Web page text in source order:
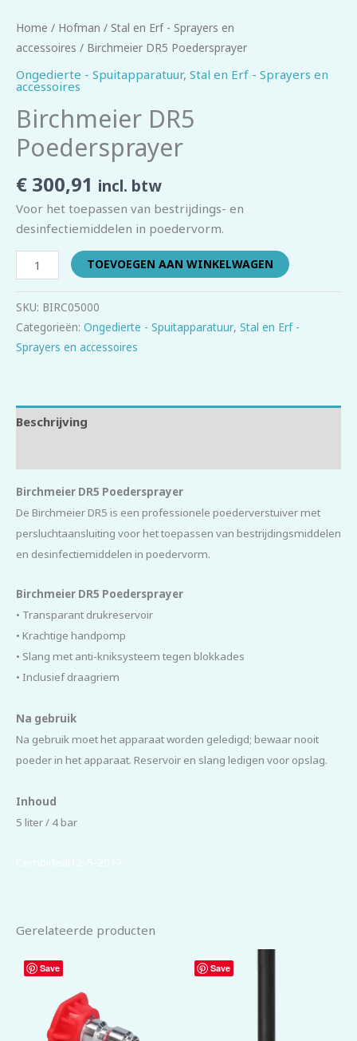
Home / Hofman / Stal en Erf - Sprayers en
accessoires / Birchmeier DR5 Poedersprayer
Ongedierte - Spuitapparatuur, Stal en Erf - Sprayers en
accessoires
Birchmeier DR5
Poedersprayer
€ 300,91 incl. btw
Voor het toepassen van bestrijdings- en
desinfectiemiddelen in poedervorm.
TOEVOEGEN AAN WINKELWAGEN
SKU: BIRC05000
Categorieën: Ongedierte - Spuitapparatuur, Stal en Erf -
Sprayers en accessoires
Beschrijving
Birchmeier DR5 Poedersprayer
De Birchmeier DR5 is een professionele poederverstuiver met
persluchtaansluiting voor het toepassen van bestrijdingsmiddelen
en desinfectiemiddelen in poedervorm.
Birchmeier DR5 Poedersprayer
• Transparant drukreservoir
• Krachtige handpomp
• Slang met anti-kniksysteem tegen blokkades
• Inclusief draagriem
Na gebruik
Na gebruik moet het apparaat worden geledigd; bewaar nooit
poeder in het apparaat. Reservoir en slang ledigen voor opslag.
Inhoud
5 liter / 4 bar
Gerelateerde producten
Save Save